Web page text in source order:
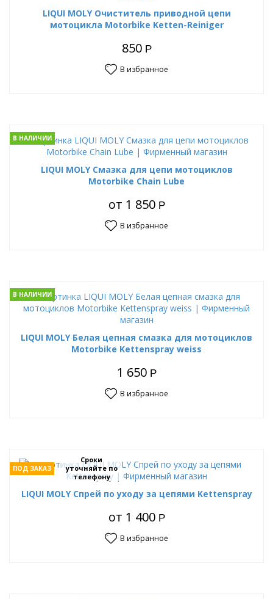
LIQUI MOLY Очиститель приводной цепи
мотоцикла Motorbike Ketten-Reiniger
850 Р
В избранное
LIQUI MOLY Смазка для цепи мотоциклов
Motorbike Chain Lube
В НАЛИЧИИ
от 1 850 Р
В избранное
LIQUI MOLY Белая цепная смазка для мотоциклов
Motorbike Kettenspray weiss
В НАЛИЧИИ
1 650 Р
В избранное
LIQUI MOLY Спрей по уходу за цепями Kettenspray
ПОД ЗАКАЗ
Сроки
уточняйте по
телефону
от 1 400 Р
В избранное